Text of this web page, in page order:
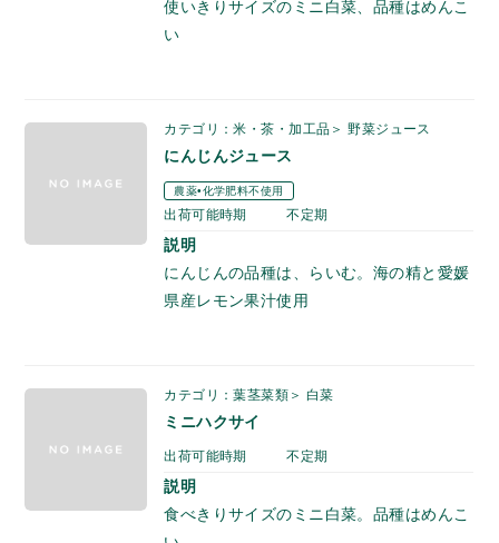
使いきりサイズのミニ白菜、品種はめんこ
い
カテゴリ：米・茶・加工品＞ 野菜ジュース
にんじんジュース
農薬•化学肥料不使用
出荷可能時期 不定期
説明
にんじんの品種は、らいむ。海の精と愛媛
県産レモン果汁使用
カテゴリ：葉茎菜類＞ 白菜
ミニハクサイ
出荷可能時期 不定期
説明
食べきりサイズのミニ白菜。品種はめんこ